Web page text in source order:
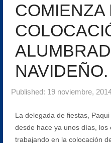
COMIENZA
NAVIDEÑO.
Published: 19 noviembre,
La delegada de fiestas,
desde hace ya unos días, los
trabajando en la colocación